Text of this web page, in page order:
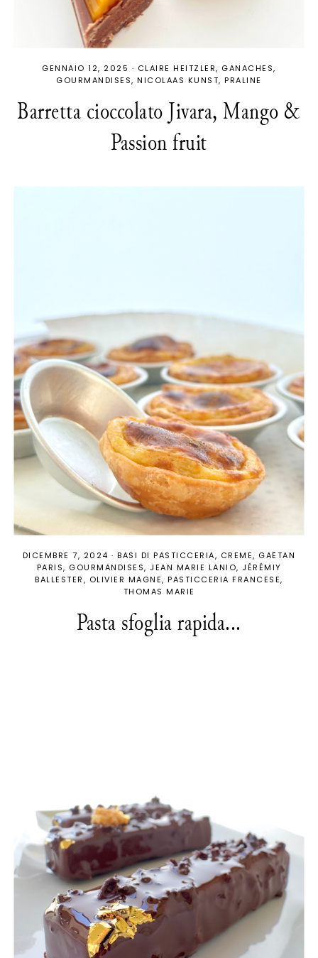
GENNAIO 12, 2025 · CLAIRE HEITZLER GANACHES
GOURMANDISES NICOLAAS KUNST PRALINE
Barretta cioccolato Jivara, Mango &
Passion fruit
DICEMBRE 7, 2024 · BASI DI PASTICCERIA CREME GAËTAN
PARIS
GOURMANDISES JEAN MARIE LANIO
JÉRÉMIY
BALLESTER
OLIVIER MAGNE PASTICCERIA FRANCESE
THOMAS MARIE
Pasta sfoglia rapida...